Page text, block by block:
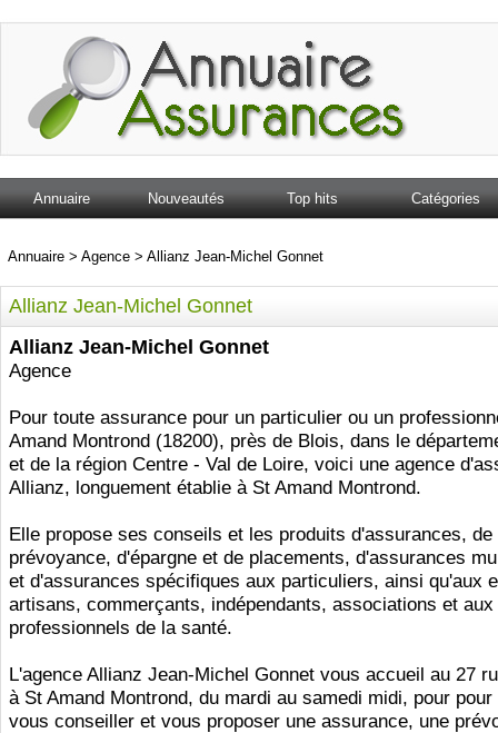
Annuaire Nouveautés Top hits Catégories
Annuaire > Agence > Allianz Jean-Michel Gonnet
Allianz Jean-Michel Gonnet
Allianz Jean-Michel Gonnet
Agence
Pour toute assurance pour un particulier ou un
Amand Montrond (18200), près de Blois, dans le
et de la région Centre - Val de Loire, voici une agence
Allianz, longuement établie à St Amand Montrond.
Elle propose ses conseils et les produits d'assurances, de
prévoyance, d'épargne et de placements, d'assurances
et d'assurances spécifiques aux particuliers, ainsi qu'aux
artisans, commerçants, indépendants, associations et aux
professionnels de la santé.
L'agence Allianz Jean-Michel Gonnet vous accueil au 27
à St Amand Montrond, du mardi au samedi midi, pour pour
vous conseiller et vous proposer une assurance, une